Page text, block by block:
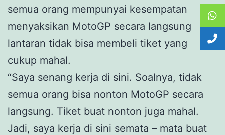
semua orang mempunyai kesempatan
menyaksikan MotoGP secara langsung
lantaran tidak bisa membeli tiket yang
cukup mahal.
“Saya senang kerja di sini. Soalnya, tidak
semua orang bisa nonton MotoGP secara
langsung. Tiket buat nonton juga mahal.
Jadi, saya kerja di sini semata – mata buat